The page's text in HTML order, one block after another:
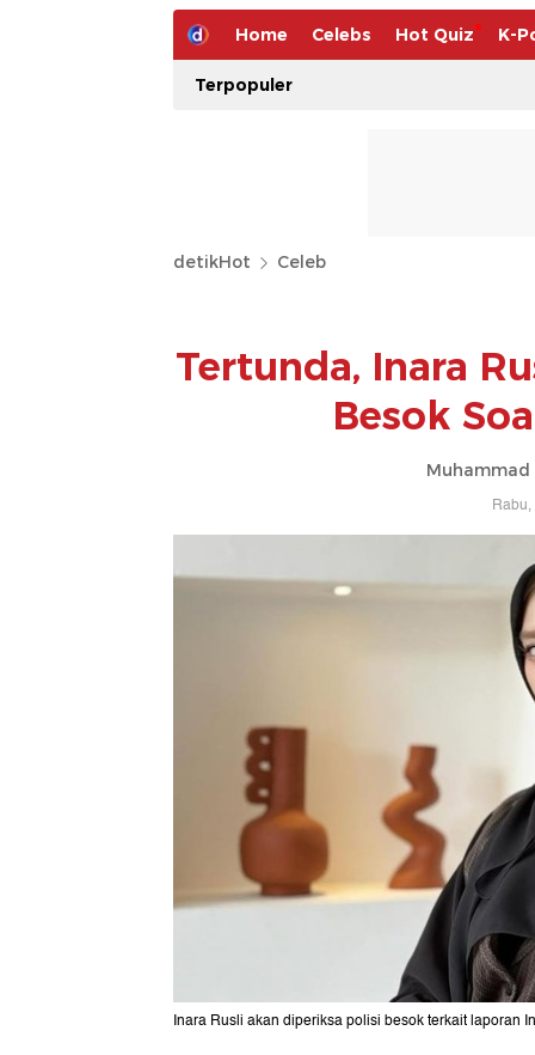
Home Celebs Hot Quiz K-
Terpopuler
detikHot Celeb
Tertunda, Inara
Besok
Muhammad
Inara Rusli akan diperiksa polisi besok terkait laporan